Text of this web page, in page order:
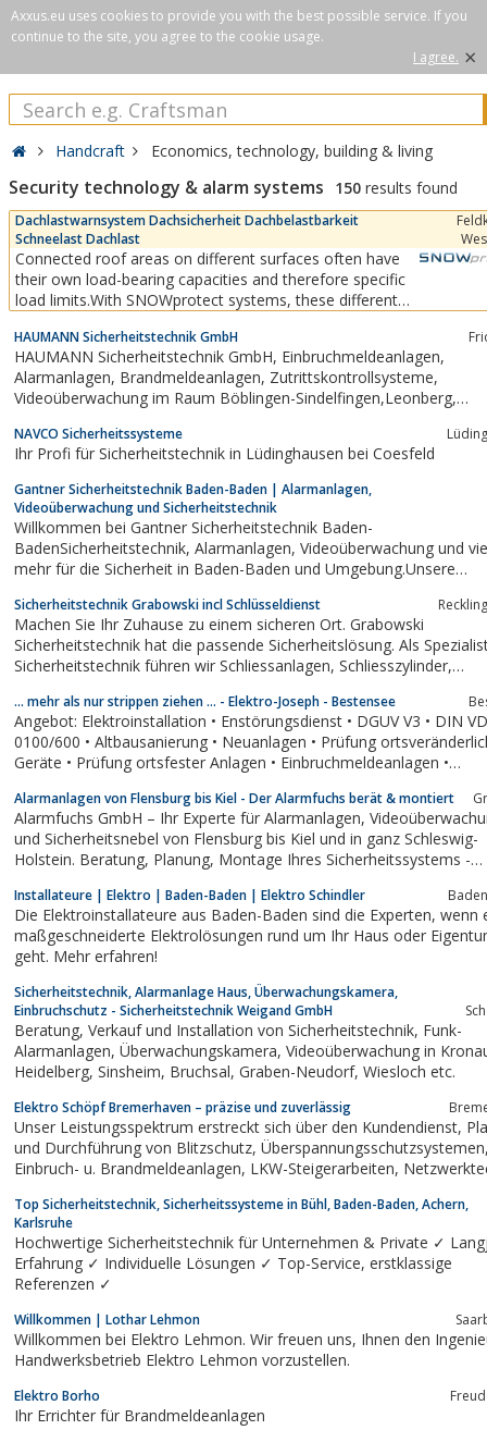
Axxus.eu uses cookies to provide you with the best possible service. If you
continue to the site, you agree to the cookie usage.
I agree. ×
Handcraft Economics, technology, building & living
Security technology & alarm systems 150 results found
Dachlastwarnsystem Dachsicherheit Dachbelastbarkeit
Schneelast Dachlast
Connected roof areas on different surfaces often have
their own load-bearing capacities and therefore specific
load limits.With SNOWprotect systems, these different
precisely monitored.
HAUMANN Sicherheitstechnik GmbH
HAUMANN Sicherheitstechnik GmbH, Einbruchmeldeanlagen,
Alarmanlagen, Brandmeldeanlagen, Zutrittskontrollsysteme,
Videoüberwachung im Raum Böblingen-Sindelfingen,Leonberg,
Mühlacker, Friolzheim
NAVCO Sicherheitssysteme
Ihr Profi für Sicherheitstechnik in Lüdinghausen bei Coesfeld
Gantner Sicherheitstechnik Baden-Baden | Alarmanlagen,
Videoüberwachung und Sicherheitstechnik
Willkommen bei Gantner Sicherheitstechnik Baden-
BadenSicherheitstechnik, Alarmanlagen, Videoüberwachung und vieles
mehr für die Sicherheit in Baden-Baden und Umgebung.Unsere
und
Sicherheitstechnik Grabowski incl Schlüsseldienst
Machen Sie Ihr Zuhause zu einem sicheren Ort. Grabowski
Sicherheitstechnik hat die passende Sicherheitslösung. Als
Sicherheitstechnik führen wir Schliessanlagen, Schliesszylinder,
... mehr als nur strippen ziehen ... - Elektro-Joseph - Bestensee
Angebot: Elektroinstallation • Enstörungsdienst • DGUV V3 • DIN VDE
0100/600 • Altbausanierung • Neuanlagen • Prüfung
Geräte • Prüfung ortsfester Anlagen • Einbruchmeldeanlagen •
• DVB-C; DVB-T, DVB-S (SAT-Anlage),...
Alarmanlagen von Flensburg bis Kiel - Der Alarmfuchs berät & montiert
Alarmfuchs GmbH – Ihr Experte für Alarmanlagen, Videoüberwachung
und Sicherheitsnebel von Flensburg bis Kiel und in ganz Schleswig-
Holstein. Beratung, Planung, Montage Ihres Sicherheitssystems -
Sie einen kostenlosen Beratungstermin!
Installateure | Elektro | Baden-Baden | Elektro Schindler
Die Elektroinstallateure aus Baden-Baden sind die Experten, wenn es um
maßgeschneiderte Elektrolösungen rund um Ihr Haus oder
geht. Mehr erfahren!
Sicherheitstechnik, Alarmanlage Haus, Überwachungskamera,
Einbruchschutz - Sicherheitstechnik Weigand GmbH
Beratung, Verkauf und Installation von Sicherheitstechnik, Funk-
Alarmanlagen, Überwachungskamera, Videoüberwachung in Kronau,
Heidelberg, Sinsheim, Bruchsal, Graben-Neudorf, Wiesloch etc.
Elektro Schöpf Bremerhaven – präzise und zuverlässig
Unser Leistungsspektrum erstreckt sich über den Kundendienst, Planung
und Durchführung von Blitzschutz, Überspannungsschutzsystemen,
Einbruch- u. Brandmeldeanlagen, LKW-Steigerarbeiten, Netzwerktechnik,
Top Sicherheitstechnik, Sicherheitssysteme in Bühl, Baden-Baden, Achern,
Karlsruhe
Hochwertige Sicherheitstechnik für Unternehmen & Private ✓
Erfahrung ✓ Individuelle Lösungen ✓ Top-Service, erstklassige
Referenzen ✓
Willkommen | Lothar Lehmon
Willkommen bei Elektro Lehmon. Wir freuen uns, Ihnen den Ingenieur und
Handwerksbetrieb Elektro Lehmon vorzustellen.
Elektro Borho
Ihr Errichter für Brandmeldeanlagen